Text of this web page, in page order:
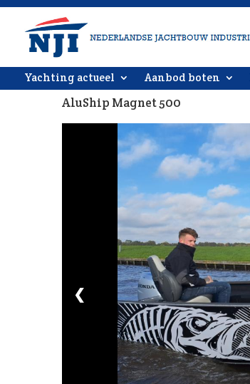
Yachting actueel Aanbod boten
AluShip Magnet 500
❮